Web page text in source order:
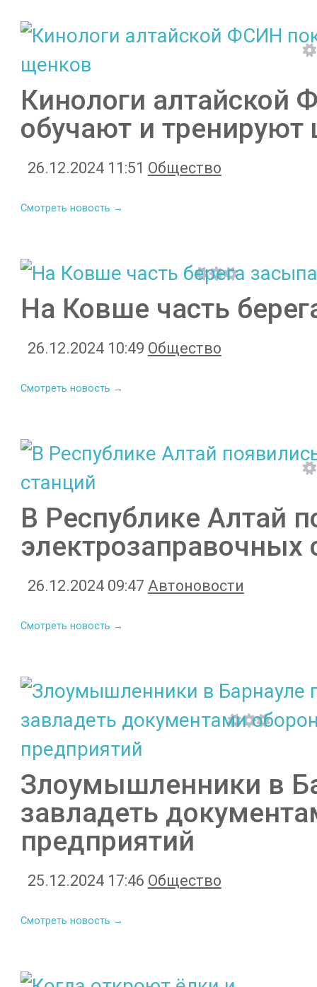
Кинологи алтайской
обучают и тренируют
26.12.2024 11:51 Общество
Смотреть новость →
На Ковше часть
26.12.2024 10:49 Общество
Смотреть новость →
В Республике Алтай
электрозаправочных
26.12.2024 09:47 Автоновости
Смотреть новость →
Злоумышленники в
завладеть
предприятий
25.12.2024 17:46 Общество
Смотреть новость →